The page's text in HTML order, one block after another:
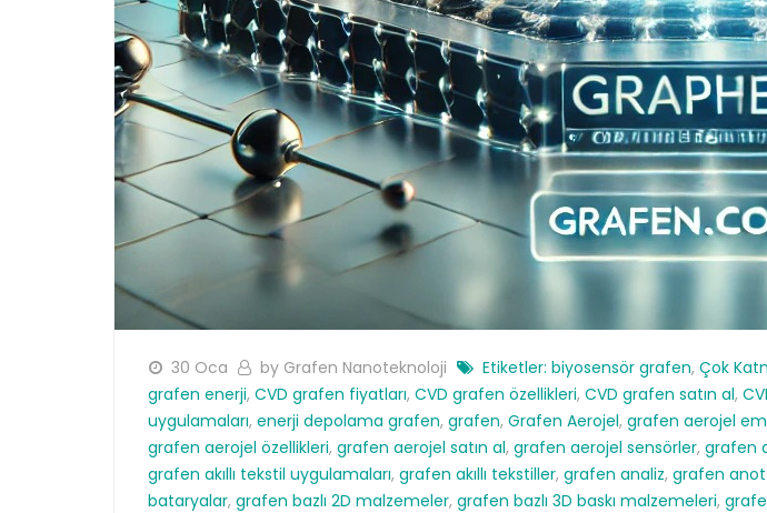
30 Oca by Grafen Nanoteknoloji Etiketler: biyosensör grafen, Çok
grafen enerji, CVD grafen fiyatları, CVD grafen özellikleri, CVD grafen satın al,
uygulamaları, enerji depolama grafen, grafen, Grafen Aerojel, grafen aerojel
grafen aerojel özellikleri, grafen aerojel satın al, grafen aerojel sensörler, grafen
grafen akıllı tekstil uygulamaları, grafen akıllı tekstiller, grafen analiz, grafen
bataryalar, grafen bazlı 2D malzemeler, grafen bazlı 3D baskı malzemeleri,